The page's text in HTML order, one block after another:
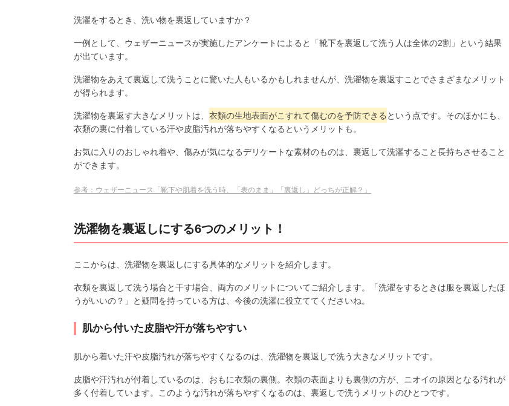
洗濯をするとき、洗い物を裏返していますか？
一例として、ウェザーニュースが実施したアンケートによると「靴下を裏返して洗う人は全体の2割」という結果
が出ています。
洗濯物をあえて裏返して洗うことに驚いた人もいるかもしれませんが、洗濯物を裏返すことでさまざまなメリット
が得られます。
洗濯物を裏返す大きなメリットは、 衣類の生地表面がこすれて傷むのを予防できる という点です。そのほかにも、
衣類の裏に付着している汗や皮脂汚れが落ちやすくなるというメリットも。
お気に入りのおしゃれ着や、傷みが気になるデリケートな素材のものは、裏返して洗濯すること長持ちさせること
ができます。
参考：ウェザーニュース「靴下や肌着を洗う時、「表のまま」「裏返し」どっちが正解？」
洗濯物を裏返しにする6つのメリット！
ここからは、洗濯物を裏返しにする具体的なメリットを紹介します。
衣類を裏返して洗う場合と干す場合、両方のメリットについてご紹介します。「洗濯をするときは服を裏返したほ
うがいいの？」と疑問を持っている方は、今後の洗濯に役立ててくださいね。
肌から付いた皮脂や汗が落ちやすい
肌から着いた汗や皮脂汚れが落ちやすくなるのは、洗濯物を裏返しで洗う大きなメリットです。
皮脂や汗汚れが付着しているのは、おもに衣類の裏側。衣類の表面よりも裏側の方が、ニオイの原因となる汚れが
多く付着しています。このような汚れが落ちやすくなるのは、裏返しで洗うメリットのひとつです。